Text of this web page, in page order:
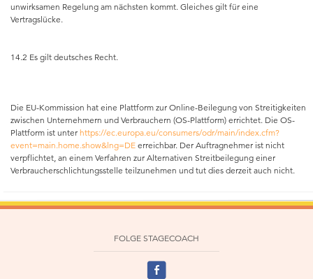
unwirksamen Regelung am nächsten kommt. Gleiches gilt für eine
Vertragslücke.
14.2 Es gilt deutsches Recht.
Die EU-Kommission hat eine Plattform zur Online-Beilegung von Streitigkeiten
zwischen Unternehmern und Verbrauchern (OS-Plattform) errichtet. Die OS-
Plattform ist unter https://ec.europa.eu/consumers/odr/main/index.cfm?
event=main.home.show&lng=DE erreichbar. Der Auftragnehmer ist nicht
verpflichtet, an einem Verfahren zur Alternativen Streitbeilegung einer
Verbraucherschlichtungsstelle teilzunehmen und tut dies derzeit auch nicht.
FOLGE STAGECOACH